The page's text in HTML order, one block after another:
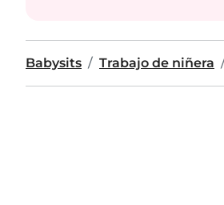
Babysits Trabajo de niñera